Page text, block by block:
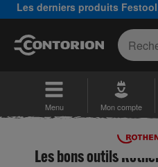
Les derniers produits
Menu Mon compte
Les bons outils